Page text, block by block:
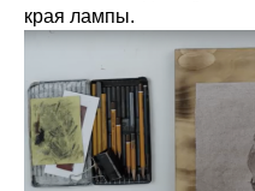
края лампы.